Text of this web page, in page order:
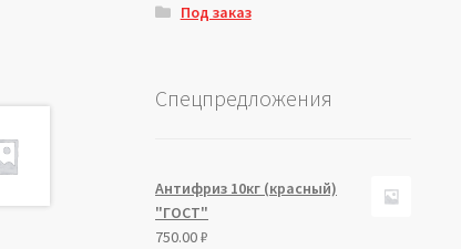
Под заказ
Спецпредложения
Антифриз 10кг (красный)
"ГОСТ"
750.00₽